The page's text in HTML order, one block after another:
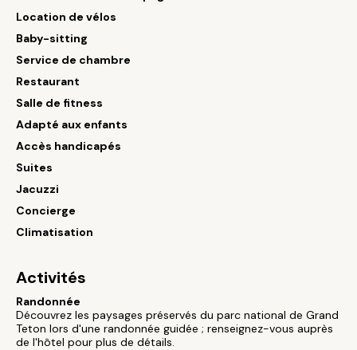
Location de vélos
Baby-sitting
Service de chambre
Restaurant
Salle de fitness
Adapté aux enfants
Accès handicapés
Suites
Jacuzzi
Concierge
Climatisation
Activités
Randonnée
Découvrez les paysages préservés du parc national de Grand
Teton lors d'une randonnée guidée ; renseignez-vous auprès
de l'hôtel pour plus de détails.